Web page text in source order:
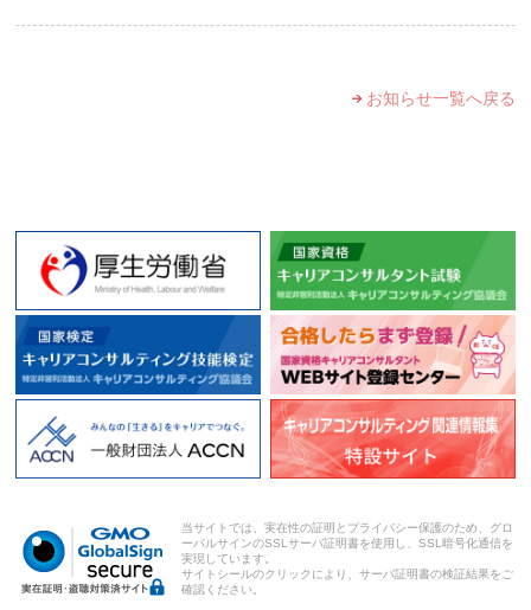
お知らせ一覧へ戻る
当サイトでは、実在性の証明とプライバシー保護のため、グロ
ーバルサインのSSLサーバ証明書を使用し、SSL暗号化通信を
実現しています。
サイトシールのクリックにより、サーバ証明書の検証結果をご
確認ください。